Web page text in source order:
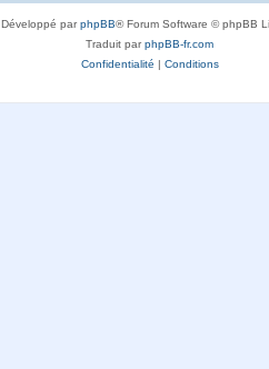
Développé parphpBB® Forum Software © phpBB
Traduit parphpBB-fr.com
Confidentialité | Conditions